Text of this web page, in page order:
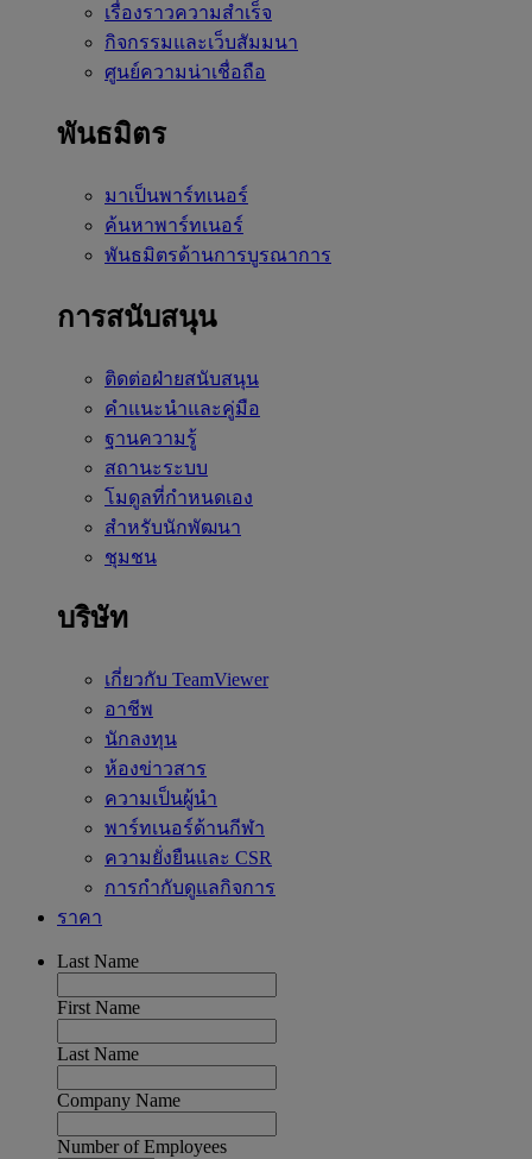
เรื่องราวความสำเร็จ
กิจกรรมและเว็บสัมมนา
ศูนย์ความน่าเชื่อถือ
พันธมิตร
มาเป็นพาร์ทเนอร์
ค้นหาพาร์ทเนอร์
พันธมิตรด้านการบูรณาการ
การสนับสนุน
ติดต่อฝ่ายสนับสนุน
คำแนะนำและคู่มือ
ฐานความรู้
สถานะระบบ
โมดูลที่กำหนดเอง
สำหรับนักพัฒนา
ชุมชน
บริษัท
เกี่ยวกับ TeamViewer
อาชีพ
นักลงทุน
ห้องข่าวสาร
ความเป็นผู้นำ
พาร์ทเนอร์ด้านกีฬา
ความยั่งยืนและ CSR
การกำกับดูแลกิจการ
ราคา
Last Name
First Name
Last Name
Company Name
Number of Employees